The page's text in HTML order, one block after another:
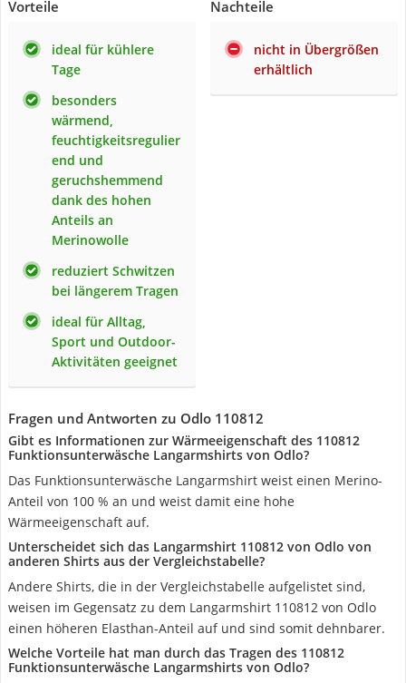
Vorteile
ideal für kühlere
Tage
besonders
wärmend,
feuchtigkeitsregulier
end und
geruchshemmend
dank des hohen
Anteils an
Merinowolle
reduziert Schwitzen
bei längerem Tragen
ideal für Alltag,
Sport und Outdoor-
Aktivitäten geeignet
Nachteile
nicht in Übergrößen
erhältlich
Fragen und Antworten zu Odlo 110812
Gibt es Informationen zur Wärmeeigenschaft des 110812
Funktionsunterwäsche Langarmshirts von Odlo?
Das Funktionsunterwäsche Langarmshirt weist einen Merino-
Anteil von 100 % an und weist damit eine hohe
Wärmeeigenschaft auf.
Unterscheidet sich das Langarmshirt 110812 von Odlo von
anderen Shirts aus der Vergleichstabelle?
Andere Shirts, die in der Vergleichstabelle aufgelistet sind,
weisen im Gegensatz zu dem Langarmshirt 110812 von Odlo
einen höheren Elasthan-Anteil auf und sind somit dehnbarer.
Welche Vorteile hat man durch das Tragen des 110812
Funktionsunterwäsche Langarmshirts von Odlo?